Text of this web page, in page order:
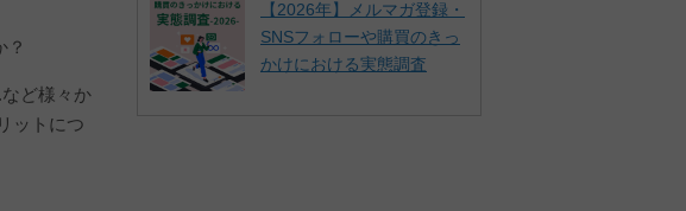
？
ど様々か
ットにつ
【2026年】メルマガ登録・
SNSフォローや購買のきっ
かけにおける実態調査